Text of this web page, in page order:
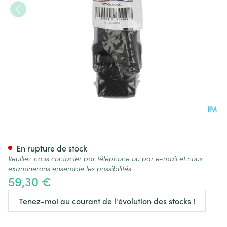
59,30 €
Tenez-moi au courant de l'évolution des stocks !
En rupture de stock
Veuillez nous contacter par téléphone ou par e-mail et nous
examinerons ensemble les possibilités.